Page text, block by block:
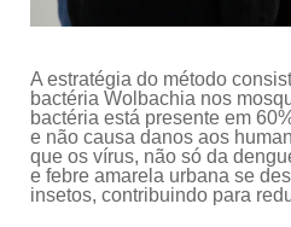
A estratégia do método
bactéria Wolbachia nos
bactéria está presente em
e não causa danos aos
que os vírus, não só da
e febre amarela urbana se
insetos, contribuindo para